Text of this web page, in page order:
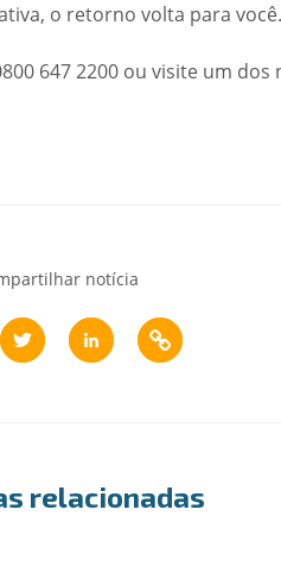
o retorno volta para você.
647 2200 ou visite um dos
notícia
relacionadas